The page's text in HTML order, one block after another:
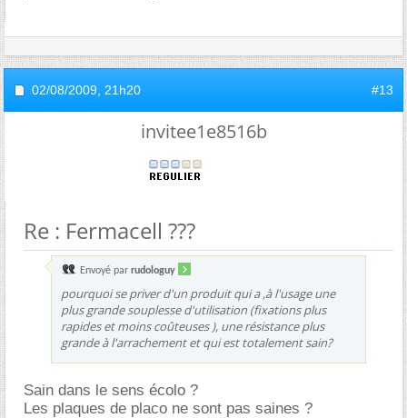
02/08/2009, 21h20 #13
invitee1e8516b
Re : Fermacell ???
Envoyé par rudologuy
pourquoi se priver d'un produit qui a ,à l'usage une
plus grande souplesse d'utilisation (fixations plus
rapides et moins coûteuses ), une résistance plus
grande à l'arrachement et qui est totalement sain?
Sain dans le sens écolo ?
Les plaques de placo ne sont pas saines ?